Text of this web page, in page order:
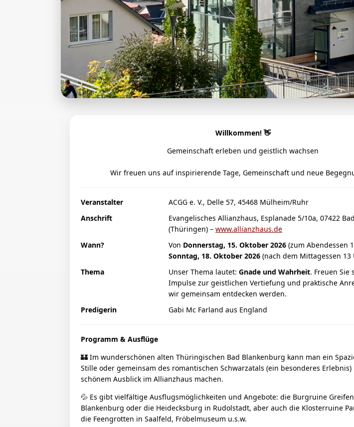
Willkommen! 👋
Gemeinschaft erleben und geistlich wachsen
Wir freuen uns auf inspirierende Tage, Gemeinschaft und neue
Veranstalter
ACGG e. V., Delle 57, 45468 Mülheim/Ruhr
Anschrift
Evangelisches Allianzhaus, Esplanade 5/10a, 07422
(Thüringen) – www.allianzhaus.de
Wann?
Von Donnerstag, 15. Oktober 2026 (zum Abendessen
Sonntag, 18. Oktober 2026 (nach dem Mittagessen 13
Thema
Unser Thema lautet: Gnade und Wahrheit. Freuen Sie
Impulse zur geistlichen Vertiefung und praktische
wir gemeinsam entdecken werden.
Predigerin
Gabi Mc Farland aus England
Programm & Ausflüge
🏰 Im wunderschönen alten Thüringischen Bad Blankenburg kann man ein
Stille oder gemeinsam des romantischen Schwarzatals (ein besonderes
schönem Ausblick im Allianzhaus machen.
💦 Es gibt vielfältige Ausflugsmöglichkeiten und Angebote: die Burgruine
Blankenburg oder die Heidecksburg in Rudolstadt, aber auch die Klosterruine
die Feengrotten in Saalfeld, Fröbelmuseum u.s.w.